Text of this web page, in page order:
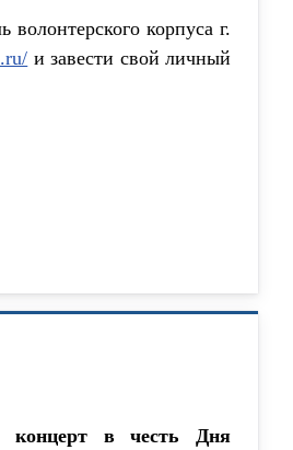
корпуса г.
и завести свой личный
концерт в честь Дня